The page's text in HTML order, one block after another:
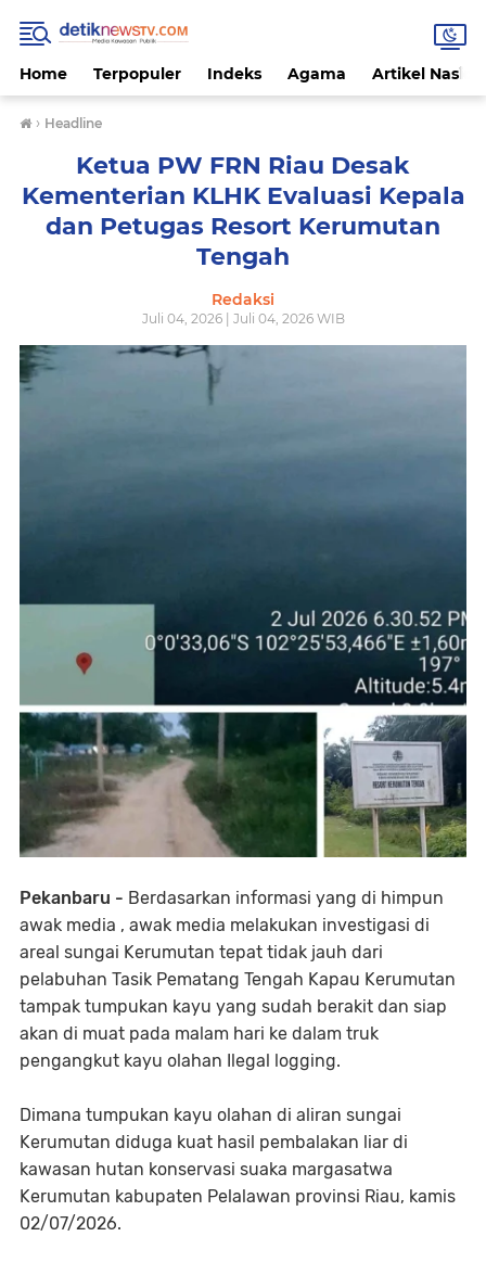
Home Terpopuler Indeks Agama Artikel
› Headline
Ketua PW FRN Riau Desak
Kementerian KLHK Evaluasi Kepala
dan Petugas Resort Kerumutan
Tengah
Redaksi
Juli 04, 2026 | Juli 04, 2026 WIB
Pekanbaru - Berdasarkan informasi yang di himpun
awak media , awak media melakukan investigasi di
areal sungai Kerumutan tepat tidak jauh dari
pelabuhan Tasik Pematang Tengah Kapau Kerumutan
tampak tumpukan kayu yang sudah berakit dan siap
akan di muat pada malam hari ke dalam truk
pengangkut kayu olahan Ilegal logging.
Dimana tumpukan kayu olahan di aliran sungai
Kerumutan diduga kuat hasil pembalakan liar di
kawasan hutan konservasi suaka margasatwa
Kerumutan kabupaten Pelalawan provinsi Riau, kamis
02/07/2026.